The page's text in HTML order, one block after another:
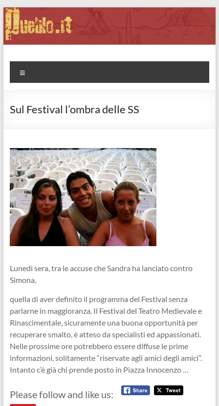
Salta
al
contenuto
Pueblo.it
Fabio Forte, ovvero: il richiamo della Foresta
Sul Festival l’ombra delle SS
Lunedì sera, tra le accuse che Sandra ha lanciato contro
Simona,
quella di aver definito il programma del Festival senza
parlarne in maggioranza. Il Festival del Teatro Medievale e
Rinascimentale, sicuramente una buona opportunità per
recuperare smalto, è atteso da specialisti ed appassionati.
Nelle prossime ore potrebbero essere diffuse le prime
informazioni, solitamente “riservate agli amici degli amici”.
Intanto c’è già chi prende posto in Piazza Innocenzo …
Please follow and like us: